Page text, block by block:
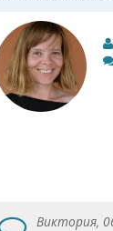
Виктория,